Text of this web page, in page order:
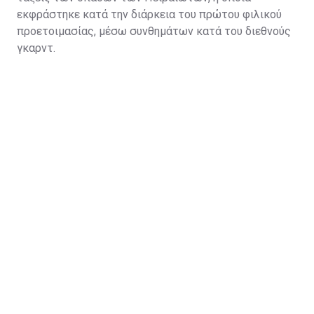
εκφράστηκε κατά την διάρκεια του πρώτου φιλικού
προετοιμασίας, μέσω συνθημάτων κατά του διεθνούς
γκαρντ.